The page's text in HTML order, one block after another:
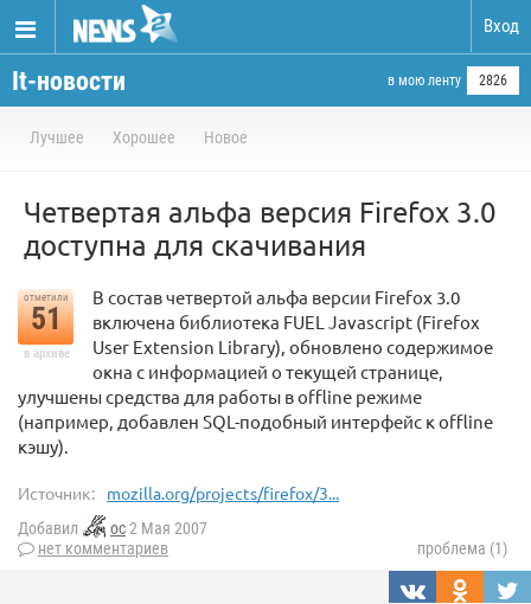
Вход
It-новости в мою ленту 2826
Лучшее Хорошее Новое
Четвертая альфа версия Firefox 3.0
доступна для скачивания
отметили
51
в архиве
В состав четвертой альфа версии Firefox 3.0
включена библиотека FUEL Javascript (Firefox
User Extension Library), обновлено содержимое
окна с информацией о текущей странице,
улучшены средства для работы в offline режиме
(например, добавлен SQL-подобный интерфейс к offline
кэшу).
Источник: mozilla.org/projects/firefox/3...
Добавил oc2 Мая 2007
нет комментариев
проблема (1)